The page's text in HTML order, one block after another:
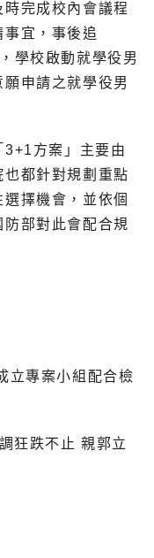
完成校內會議程
宜，事後追
學校啟動就學役男
申請之就學役男
3+1方案」主要由
都針對規劃重點
擇機會，並依個
部對此會配合規
立專案小組配合檢
狂跌不止 親郭立